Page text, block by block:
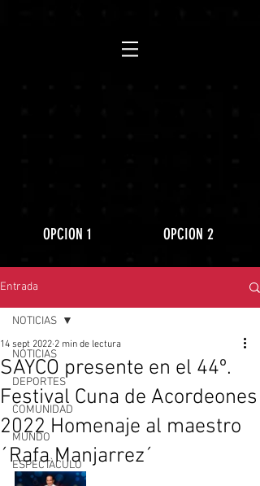
OPCION 1 OPCION 2
Entrada
NOTICIAS
DEPORTES
COMUNIDAD
MUNDO
ESPECTÀCULO
NOTICIAS
SAYCO presente en el 44º.
Festival Cuna de Acordeones
2022 Homenaje al maestro
´Rafa Manjarrez´
14 sept 2022 2 min de lectura